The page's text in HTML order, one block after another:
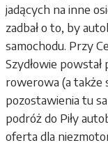
jadących na inne
zadbał o to, by
samochodu. Przy
Szydłowie powstał
rowerowa (a także
pozostawienia tu
podróż do Piły
oferta dla